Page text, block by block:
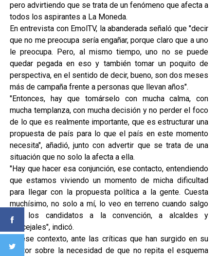
pero advirtiendo que se trata de un fenómeno que afecta a
todos los aspirantes a La Moneda.
En entrevista con EmolTV, la abanderada señaló que "decir
que no me preocupa sería engañar, porque claro que a uno
le preocupa. Pero, al mismo tiempo, uno no se puede
quedar pegada en eso y también tomar un poquito de
perspectiva, en el sentido de decir, bueno, son dos meses
más de campaña frente a personas que llevan años".
"Entonces, hay que tomárselo con mucha calma, con
mucha templanza, con mucha decisión y no perder el foco
de lo que es realmente importante, que es estructurar una
propuesta de país para lo que el país en este momento
necesita", añadió, junto con advertir que se trata de una
situación que no solo la afecta a ella.
"Hay que hacer esa conjunción, ese contacto, entendiendo
que estamos viviendo un momento de micha dificultad
para llegar con la propuesta política a la gente. Cuesta
muchísimo, no solo a mí, lo veo en terreno cuando salgo
con los candidatos a la convención, a alcaldes y
concejales", indicó.
En ese contexto, ante las críticas que han surgido en su
sector sobre la necesidad de que no repita el esquema